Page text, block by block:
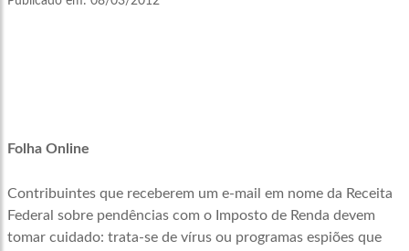
Folha Online
Contribuintes que receberem um e-mail em nome da Receita
Federal sobre pendências com o Imposto de Renda devem
tomar cuidado: trata-se de vírus ou programas espiões que